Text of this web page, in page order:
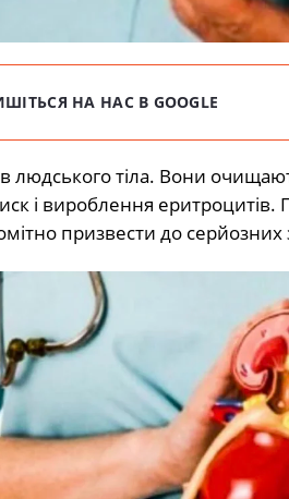
НА НАС В GOOGLE
тіла. Вони
і вироблення еритроцитів.
призвести до